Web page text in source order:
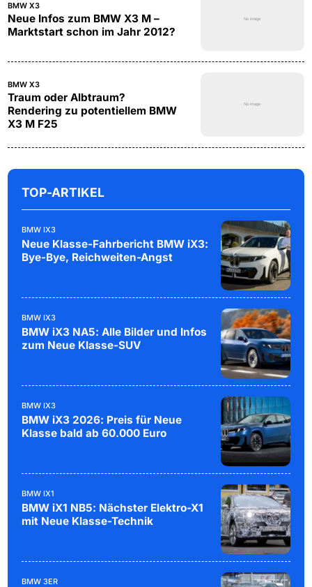
BMW X3
Neue Infos zum BMW X3 M –
Marktstart schon im Jahr 2012?
BMW X3
Traum oder Albtraum?
Rendering zu potentiellem BMW
X3 M F25
TOP-ARTIKEL
BMW IX3
Neue Klasse-Fahrbericht BMW iX3:
Bye-Bye, Reichweiten-Angst
BMW IX3
BMW iX3 NA5: Alle Bilder und Infos
zum Neue Klasse-SUV
BMW IX3
BMW iX3 2026: Preis für Neue
Klasse bald ab 60.000 Euro
BMW IX1
BMW iX1 NB5: Nächster Elektro-X1
mit Neue Klasse-Technik
BMW 3ER